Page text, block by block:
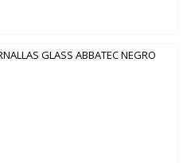
GLASS ABBATEC NEGRO